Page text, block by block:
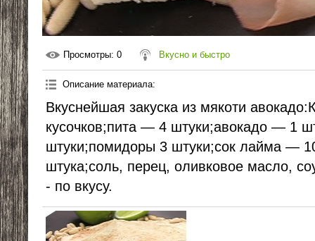
Просмотры: 0 Вкусно и быстро
Описание материала:
Вкуснейшая закуска из мякоти
кусочков;пита — 4 штуки;авокадо — 1
штуки;помидоры 3 штуки;сок лайма —
штука;соль, перец, оливковое масло,
- по вкусу.